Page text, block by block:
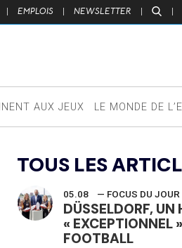
| EMPLOIS | NEWSLETTER | |
AUX JEUX LE MONDE DE
TOUS LES
05.08 — FOCUS DU JOUR
DÜSSELDORF, UN
« EXCEPTIONNEL
FOOTBALL